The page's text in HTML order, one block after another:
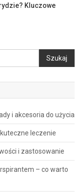
Kluczowe
Szukaj
i akcesoria do użycia
leczenie
i zastosowanie
– co warto